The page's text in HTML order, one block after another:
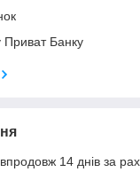
Приват Банку
14 днів за